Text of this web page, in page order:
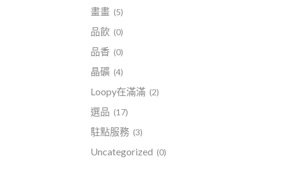
畫畫 (5)
品飲 (0)
品香 (0)
晶礦 (4)
Loopy在滿滿 (2)
選品 (17)
駐點服務 (3)
Uncategorized (0)